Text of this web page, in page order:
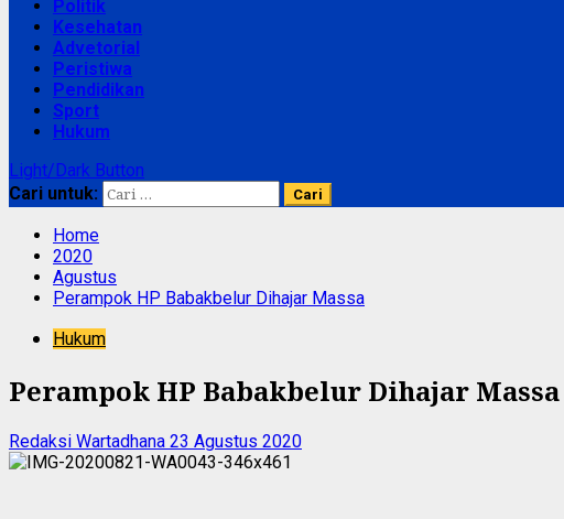
Politik
Kesehatan
Advetorial
Peristiwa
Pendidikan
Sport
Hukum
Light/Dark Button
Cari untuk:
Home
2020
Agustus
Perampok HP Babakbelur Dihajar Massa
Hukum
Perampok HP Babakbelur Dihajar Massa
Redaksi Wartadhana 23 Agustus 2020